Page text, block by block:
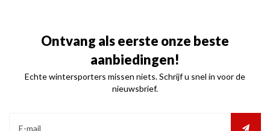
Ontvang als eerste onze beste
aanbiedingen!
Echte wintersporters missen niets. Schrijf u snel in voor de
nieuwsbrief.